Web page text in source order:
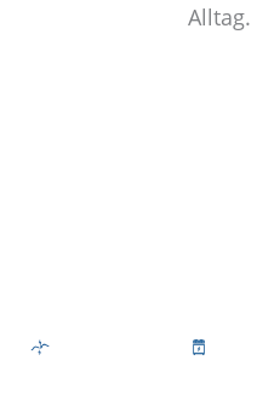
Alltag.